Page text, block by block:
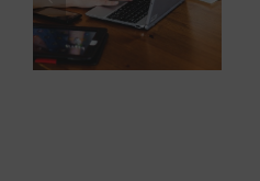
Darse de alta como autónomo